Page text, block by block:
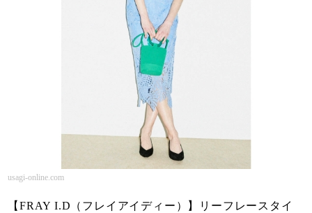
usagi-online.com
【FRAY I.D（フレイアイディー）】リーフレースタイ